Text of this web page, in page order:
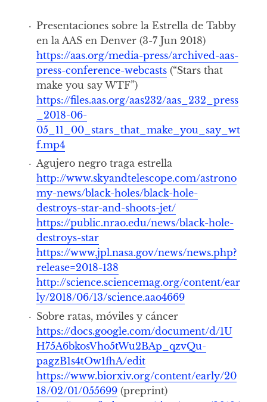
Presentaciones sobre la Estrella de Tabby
en la AAS en Denver (3-7 Jun 2018)
https://aas.org/media-press/archived-aas-
press-conference-webcasts(“Stars that
make you say WTF”)
https://files.aas.org/aas232/aas_232_press
_2018-06-
05_11_00_stars_that_make_you_say_wt
f.mp4
Agujero negro traga estrella
http://www.skyandtelescope.com/astrono
my-news/black-holes/black-hole-
destroys-star-and-shoots-jet/
https://public.nrao.edu/news/black-hole-
destroys-star
https://www.jpl.nasa.gov/news/news.php?
release=2018-138
http://science.sciencemag.org/content/ear
ly/2018/06/13/science.aao4669
Sobre ratas, móviles y cáncer
https://docs.google.com/document/d/1U
H75A6bkosVho5tWu2BAp_qzvQu-
pagzB1s4tOw1fhA/edit
https://www.biorxiv.org/content/early/20
18/02/01/055699(preprint)